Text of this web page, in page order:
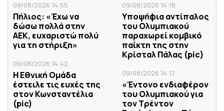
09/08/2026 14:55
Πήλιος: «Έχω να
δώσω πολλά στην
ΑΕΚ, ευχαριστώ πολύ
για τη στήριξη»
09/08/2026 14:42
Η Εθνική Ομάδα
έστειλε τις ευχές της
στον Κωνσταντέλια
(pic)
09/08/2026 14:18
Υποψήφια αντίπαλος
του Ολυμπιακού
παραχωρεί κομβικό
παίκτη της στην
Κρίσταλ Πάλας (pic)
09/08/2026 14:17
«Έντονο ενδιαφέρον
του Ολυμπιακού για
τον Τρέντον